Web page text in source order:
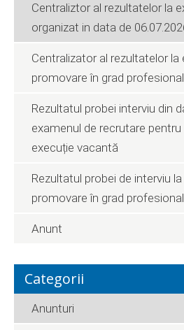
Centraliztor al rezultatelor la
organizat in data de
Centralizator al rezultatelor la
promovare în grad profesional
Rezultatul probei interviu din
examenul de recrutare
execuție vacantă
Rezultatul probei de interviu
promovare în grad profesional
Anunt
Categorii
Anunturi